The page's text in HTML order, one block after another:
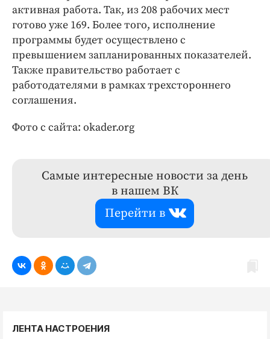
активная работа. Так, из 208 рабочих мест
готово уже 169. Более того, исполнение
программы будет осуществлено с
превышением запланированных показателей.
Также правительство работает с
работодателями в рамках трехстороннего
соглашения.
Фото с сайта: okader.org
Самые интересные новости за день
в нашем ВК
Перейти в
ЛЕНТА НАСТРОЕНИЯ